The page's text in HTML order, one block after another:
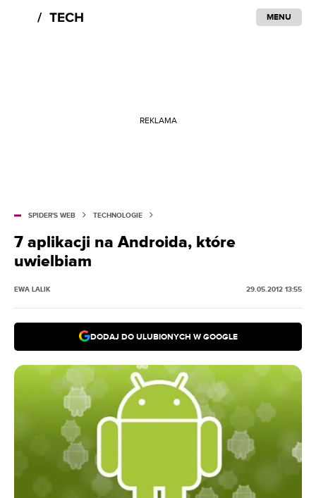
MENU
REKLAMA
SPIDER'S WEB TECHNOLOGIE
7 aplikacji na Androida, które
uwielbiam
EWA LALIK 29.05.2012 13:55
DODAJ DO ULUBIONYCH W GOOGLE